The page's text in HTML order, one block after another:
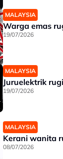
MALAYSIA
Warga emas
19/07/2026
MALAYSIA
Juruelektrik
19/07/2026
MALAYSIA
Kerani wanita
08/07/2026